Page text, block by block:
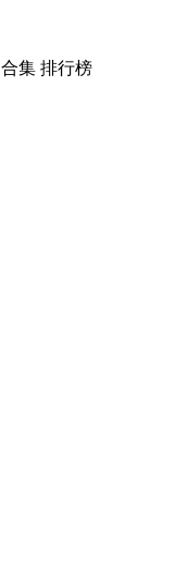
合集 排行榜